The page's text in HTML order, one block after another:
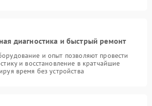
диагностика и быстрый ремонт
и опыт позволяют провести
и восстановление в кратчайшие
время без устройства